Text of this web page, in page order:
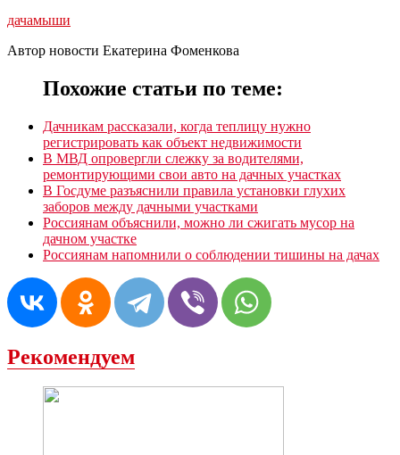
дачамыши
Автор новости Екатерина Фоменкова
Похожие статьи по теме:
Дачникам рассказали, когда теплицу нужно
регистрировать как объект недвижимости
В МВД опровергли слежку за водителями,
ремонтирующими свои авто на дачных участках
В Госдуме разъяснили правила установки глухих
заборов между дачными участками
Россиянам объяснили, можно ли сжигать мусор на
дачном участке
Россиянам напомнили о соблюдении тишины на дачах
Рекомендуем